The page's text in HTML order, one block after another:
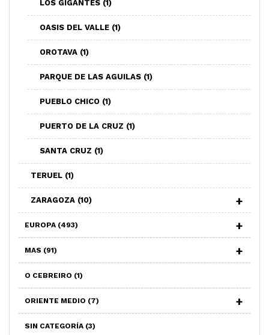
LOS GIGANTES (1)
OASIS DEL VALLE (1)
OROTAVA (1)
PARQUE DE LAS AGUILAS (1)
PUEBLO CHICO (1)
PUERTO DE LA CRUZ (1)
SANTA CRUZ (1)
TERUEL (1)
ZARAGOZA (10)
EUROPA (493)
MAS (91)
O CEBREIRO (1)
ORIENTE MEDIO (7)
SIN CATEGORÍA (3)